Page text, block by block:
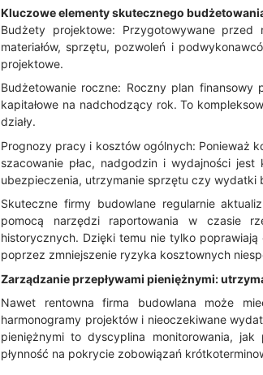
Kluczowe elementy skutecznego
Budżety projektowe: Przygotowywane
materiałów, sprzętu, pozwoleń i
projektowe.
Budżetowanie roczne: Roczny plan
kapitałowe na nadchodzący rok. To
działy.
Prognozy pracy i kosztów ogólnych: Ponieważ
szacowanie płac, nadgodzin i wydajności
ubezpieczenia, utrzymanie sprzętu czy wydatki
Skuteczne firmy budowlane regularnie
pomocą narzędzi raportowania w czasie
historycznych. Dzięki temu nie tylko
poprzez zmniejszenie ryzyka kosztownych
Zarządzanie przepływami pieniężnymi:
Nawet rentowna firma budowlana może
harmonogramy projektów i nieoczekiwane
pieniężnymi to dyscyplina monitorowania,
płynność na pokrycie zobowiązań